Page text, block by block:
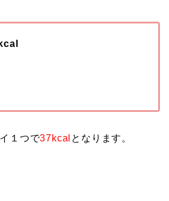
１つで37kcal となります。